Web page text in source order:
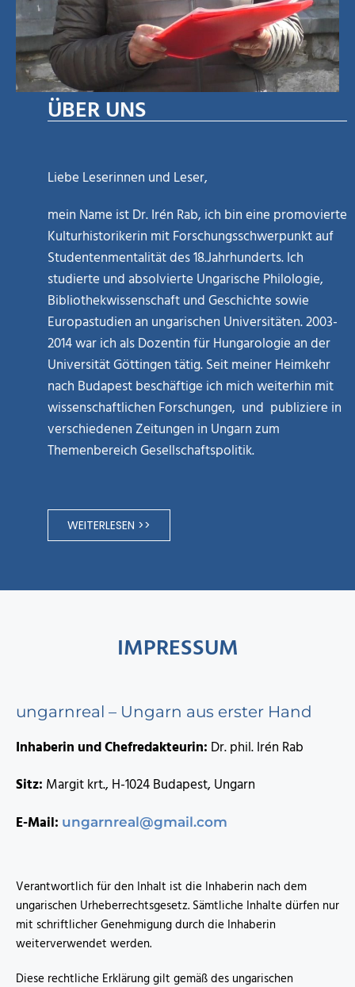
ÜBER UNS
Liebe Leserinnen und Leser,
mein Name ist Dr. Irén Rab, ich bin eine promovierte
Kulturhistorikerin mit Forschungsschwerpunkt auf
Studentenmentalität des 18.Jahrhunderts. Ich
studierte und absolvierte Ungarische Philologie,
Bibliothekwissenschaft und Geschichte sowie
Europastudien an ungarischen Universitäten. 2003-
2014 war ich als Dozentin für Hungarologie an der
Universität Göttingen tätig. Seit meiner Heimkehr
nach Budapest beschäftige ich mich weiterhin mit
wissenschaftlichen Forschungen, und publiziere in
verschiedenen Zeitungen in Ungarn zum
Themenbereich Gesellschaftspolitik.
WEITERLESEN >>
IMPRESSUM
ungarnreal – Ungarn aus erster Hand
Inhaberin und Chefredakteurin: Dr. phil. Irén Rab
Sitz: Margit krt., H-1024 Budapest, Ungarn
E-Mail: ungarnreal@gmail.com
Verantwortlich für den Inhalt ist die Inhaberin nach dem
ungarischen Urheberrechtsgesetz. Sämtliche Inhalte dürfen nur
mit schriftlicher Genehmigung durch die Inhaberin
weiterverwendet werden.
Diese rechtliche Erklärung gilt gemäß des ungarischen